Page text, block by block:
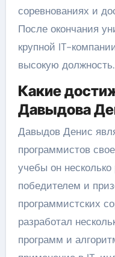
соревнованиях и
После окончания
крупной IT-
высокую должность.
Какие
Давыдова
Давыдов Денис
программистов
учебы он несколько
победителем и
программистских
разработал
программ и